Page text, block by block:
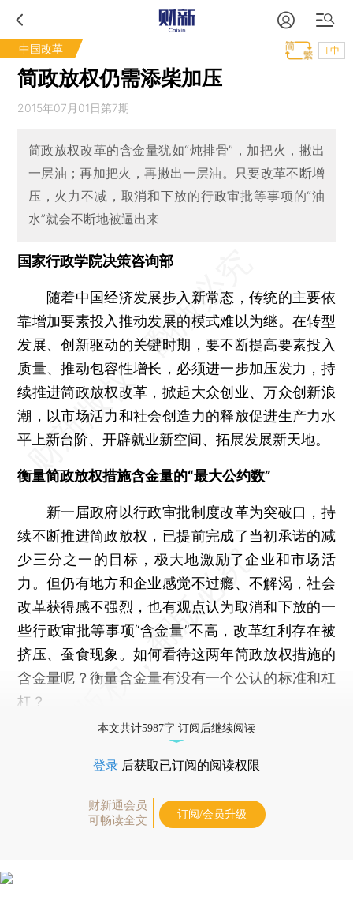
中国改革 T中
简政放权仍需添柴加压
2015年07月01日第7期
简政放权改革的含金量犹如“炖排骨”，加把火，撇出
一层油；再加把火，再撇出一层油。只要改革不断增
压，火力不减，取消和下放的行政审批等事项的“油
水”就会不断地被逼出来
国家行政学院决策咨询部
随着中国经济发展步入新常态，传统的主要依
靠增加要素投入推动发展的模式难以为继。在转型
发展、创新驱动的关键时期，要不断提高要素投入
质量、推动包容性增长，必须进一步加压发力，持
续推进简政放权改革，掀起大众创业、万众创新浪
潮，以市场活力和社会创造力的释放促进生产力水
平上新台阶、开辟就业新空间、拓展发展新天地。
衡量简政放权措施含金量的“最大公约数”
新一届政府以行政审批制度改革为突破口，持
续不断推进简政放权，已提前完成了当初承诺的减
少三分之一的目标，极大地激励了企业和市场活
力。但仍有地方和企业感觉不过瘾、不解渴，社会
改革获得感不强烈，也有观点认为取消和下放的一
些行政审批等事项“含金量”不高，改革红利存在被
挤压、蚕食现象。如何看待这两年简政放权措施的
含金量呢？衡量含金量有没有一个公认的标准和杠
杠？
本文共计5987字 订阅后继续阅读
登录 后获取已订阅的阅读权限
财新通会员
可畅读全文
订阅/会员升级